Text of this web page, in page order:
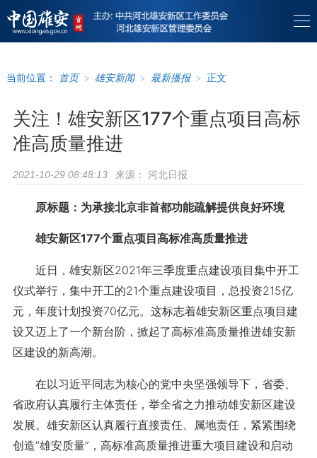
当前位置： 首页 > 雄安新闻 > 最新播报 > 正文
关注！雄安新区177个重点项目高标
准高质量推进
2021-10-29 08:48:13 来源： 河北日报
原标题：为承接北京非首都功能疏解提供良好环境
雄安新区177个重点项目高标准高质量推进
近日，雄安新区2021年三季度重点建设项目集中开工
仪式举行，集中开工的21个重点建设项目，总投资215亿
元，年度计划投资70亿元。这标志着雄安新区重点项目建
设又迈上了一个新台阶，掀起了高标准高质量推进雄安新
区建设的新高潮。
在以习近平同志为核心的党中央坚强领导下，省委、
省政府认真履行主体责任，举全省之力推动雄安新区建设
发展。雄安新区认真履行直接责任、属地责任，紧紧围绕
创造“雄安质量”，高标准高质量推进重大项目建设和启动